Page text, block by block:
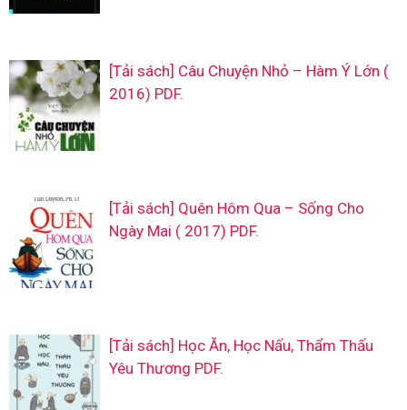
[Tải sách] Câu Chuyện Nhỏ – Hàm Ý Lớn (
2016) PDF.
[Tải sách] Quên Hôm Qua – Sống Cho
Ngày Mai ( 2017) PDF.
[Tải sách] Học Ăn, Học Nấu, Thẩm Thấu
Yêu Thương PDF.